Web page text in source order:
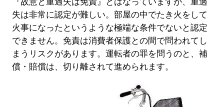
失は非常に認定が難しい。部屋の中でたき火をして
火事になったというような極端な条件でないと認定
できません。免責は消費者保護との間で問われてし
まうリスクがあります。運転者の罪を問うのと、補
償・賠償は、切り離されて進められます。